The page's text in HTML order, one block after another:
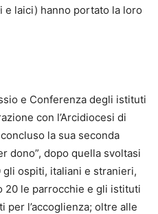
e laici) hanno portato la loro
e Conferenza degli istituti
con l’Arcidiocesi di
la sua seconda
dono”, dopo quella svoltasi
gli ospiti, italiani e stranieri,
20 le parrocchie e gli istituti
l’accoglienza; oltre alle